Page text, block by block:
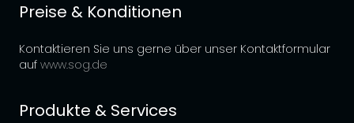
Preise & Konditionen
Kontaktieren Sie uns gerne über unser Kontaktformular
aufwww.sog.de
Produkte & Services